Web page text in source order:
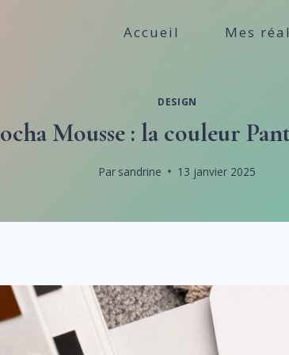
Accueil Mes
DESIGN
Mousse : la couleur
Par sandrine 13 janvier 2025